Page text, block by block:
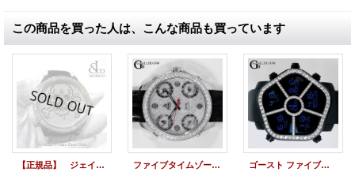
この商品を買った人は、こんな商品も買っています
【正規品】 ジェイコブ 腕時計 スカル ＪＣ-SKULL ホワイト ファイブタイムゾーン 47ｍｍ ダイヤ ファイブタイムゾーン JC-30D 全面ダイヤモンド JACOB ゴースト ファイブタイムゾーン ダイヤモンド JACOB